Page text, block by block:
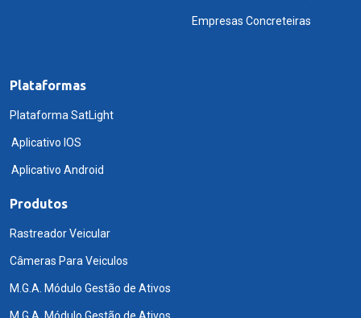
Empresas Concreteiras
Plataformas
Plataforma SatLight
Aplicativo IOS
Aplicativo Android
Produtos
Rastreador Veicular
Câmeras Para Veiculos
M.G.A. Módulo Gestão de Ativos